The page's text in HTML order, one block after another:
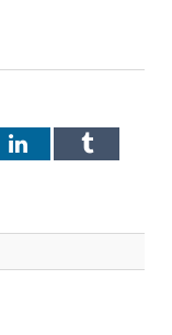
LinkedInTumblr